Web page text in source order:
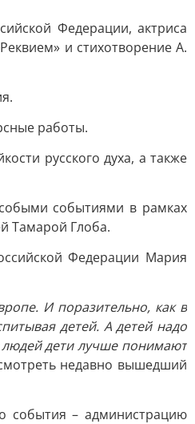
Федерации, актриса
и стихотворение А.
работы.
русского духа, а также
событиями в рамках
Тамарой Глоба.
Федерации Мария
И поразительно, как в
детей. А детей надо
людей дети лучше понимают
недавно вышедший
события – администрацию